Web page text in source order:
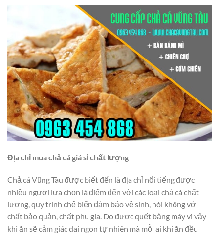
Địa chỉ mua chả cá giá sỉ chất lượng
Chả cá Vũng Tàu được biết đến là địa chỉ nổi tiếng được
nhiều người lựa chọn là điểm đến với các loại chả cá chất
lượng, quy trình chế biến đảm bảo vệ sinh, nói không với
chất bảo quản, chất phụ gia. Do được quết bằng máy vì vậy
khi ăn sẽ cảm giác dai ngon tự nhiên mà mỗi ai khi ăn đều